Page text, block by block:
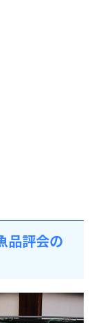
品評会の